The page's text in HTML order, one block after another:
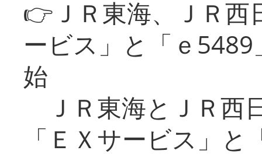
👉ＪＲ東海、ＪＲ
ービス」と「ｅ
始
ＪＲ東海とＪＲ西
「ＥＸサービス」